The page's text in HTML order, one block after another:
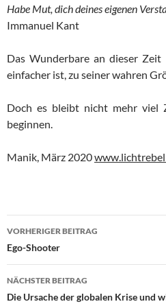
Habe Mut, dich deines eigenen
Immanuel Kant
Das Wunderbare an dieser
einfacher ist, zu seiner wahren
Doch es bleibt nicht mehr viel
beginnen.
Manik, März 2020
Beitragsnavigation
VORHERIGER BEITRAG
Ego-Shooter
NÄCHSTER BEITRAG
Die Ursache der globalen Krise und